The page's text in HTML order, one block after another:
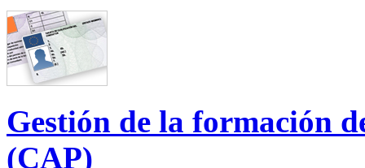
Gestión de la formación
(CAP)